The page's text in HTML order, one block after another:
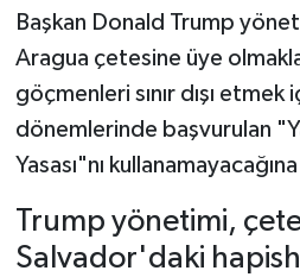
Başkan Donald Trump
Aragua çetesine üye olmakla
göçmenleri sınır dışı etmek
dönemlerinde başvurulan
Yasası"nı
Trump yönetimi,
Salvador'daki